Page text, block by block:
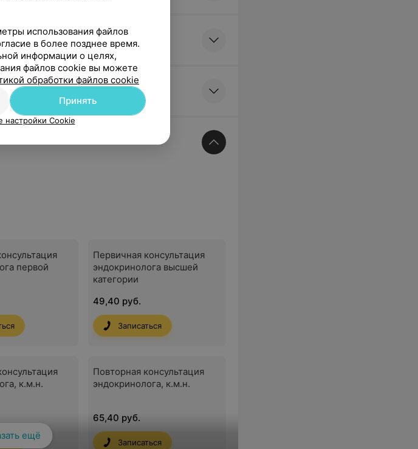
первой
Первичная консультация
эндокринолога высшей
категории
49,40 руб.
Записаться
к.м.н.
Повторная консультация
эндокринолога, к.м.н.
65,40 руб.
Записаться
ещё
использования файлов
в более позднее время.
информации о целях,
файлов cookie вы можете
обработки файлов cookie
Принять
настройки Cookie